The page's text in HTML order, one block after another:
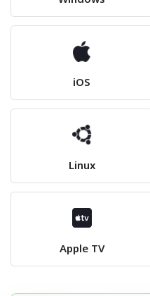
iOS
Linux
Apple TV